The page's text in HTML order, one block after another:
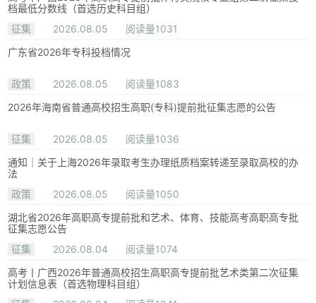
档最低分数线（首选历史科目组）
征集
2026.08.05
阅读量1031
广东省2026年专科投档情况
政策 2026.08.05
阅读量1083
2026年海南省普通高校招生高职(专科)提前批征集志愿的公告
征集 2026.08.05
阅读量1036
通知｜关于上海2026年录取考生办理纸质档案转递至录取高校的办
法
政策
2026.08.05
阅读量1050
湖北省2026年高职高专提前批和艺术、体育、技能高考高职高专批
征集志愿公告
征集
2026.08.04
阅读量1074
高考丨广西2026年普通高校招生高职高专提前批艺术类第二次征集
计划信息表（首选物理科目组）